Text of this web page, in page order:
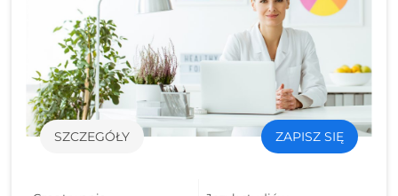
SZCZEGÓŁY ZAPISZ SIĘ